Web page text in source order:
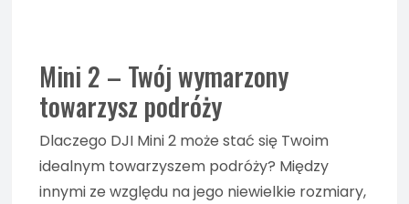
Mini 2 – Twój wymarzony
towarzysz podróży
Dlaczego DJI Mini 2 może stać się Twoim
idealnym towarzyszem podróży? Między
innymi ze względu na jego niewielkie rozmiary,